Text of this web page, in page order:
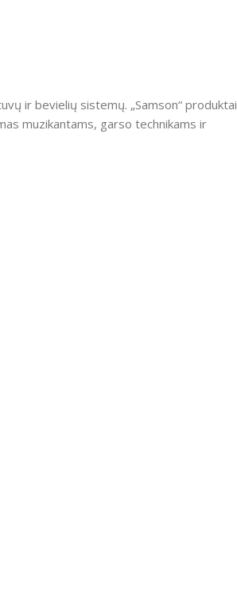
ir bevielių sistemų. „Samson“ produktai
muzikantams, garso technikams ir